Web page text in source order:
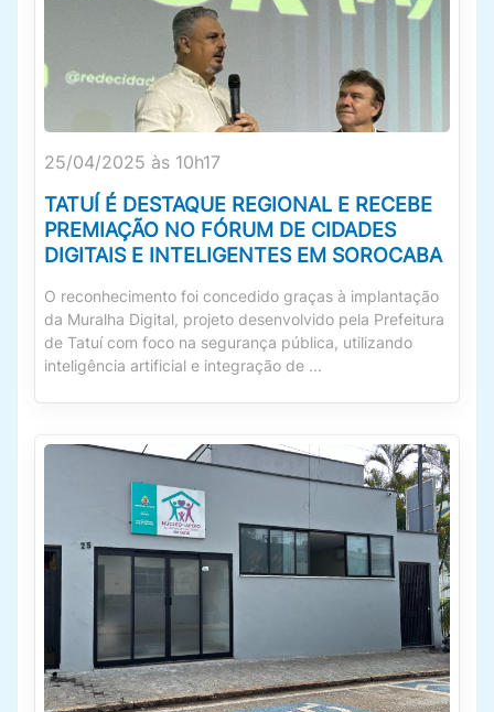
25/04/2025 às 10h17
TATUÍ É DESTAQUE REGIONAL E RECEBE
PREMIAÇÃO NO FÓRUM DE CIDADES
DIGITAIS E INTELIGENTES EM SOROCABA
O reconhecimento foi concedido graças à implantação
da Muralha Digital, projeto desenvolvido pela Prefeitura
de Tatuí com foco na segurança pública, utilizando
inteligência artificial e integração de ...